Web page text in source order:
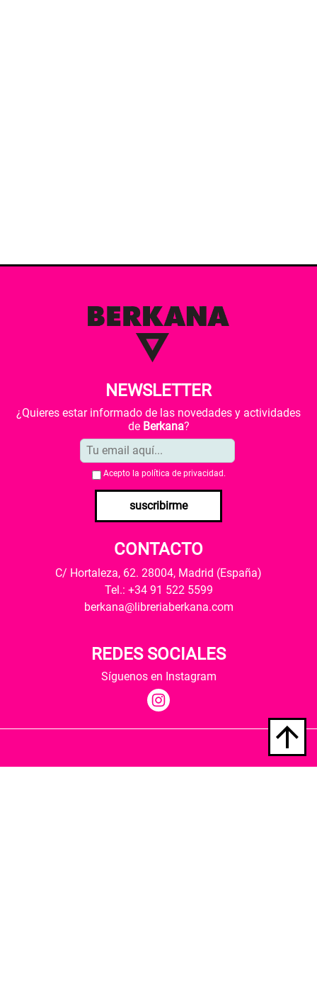
NEWSLETTER
¿Quieres estar informado de las novedades y actividades
de Berkana?
Acepto la política de privacidad .
suscribirme
CONTACTO
C/ Hortaleza, 62. 28004, Madrid (España)
Tel.: +34 91 522 5599
berkana@libreriaberkana.com
REDES SOCIALES
Síguenos en Instagram